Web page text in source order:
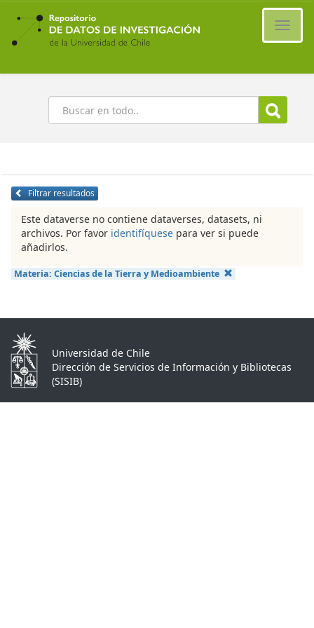
Ir
contenido
principal
Buscar
Filtrar resultados
Este dataverse no contiene dataverses, datasets, ni
archivos. Por favor identifíquese para ver si puede
añadirlos.
Materia: Ciencias de la Tierra y Medioambiente
Universidad de Chile
Dirección de Servicios de Información y Bibliotecas
(SISIB)